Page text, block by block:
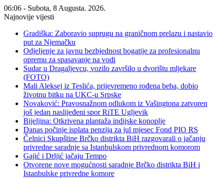
06:06 - Subota, 8 Augusta. 2026.
Najnovije vijesti
Gradiška: Zaboravio suprugu na graničnom prelazu i nastavio
put za Njemačku
Odjeljenje za javnu bezbjednost bogatije za profesionalnu
opremu za spasavanje na vodi
Sudar u Dragaljevcu, vozilo završilo u dvorištu mljekare
(FOTO)
Mali Aleksej iz Teslića, prijevremeno rođena beba, dobio
životnu bitku na UKC-u Srpske
Novaković: Pravosnažnom odlukom iz Vašingtona zatvoren
još jedan naslijeđeni spor RiTE Ugljevik
Bijeljina: Otkrivena plantaža indijske konoplje
Danas počinje isplata penzija za jul mjesec Fond PIO RS
Čelnici Skupštine Brčko distrikta BiH razgovarali o jačanju
privredne saradnje sa Istanbulskom privrednom komorom
Gajić i Drljić jačaju Tempo
Otvorene nove mogućnosti saradnje Brčko distrikta BiH i
Istanbulske privredne komore